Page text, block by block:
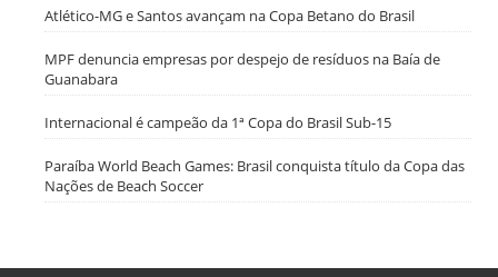
Atlético-MG e Santos avançam na Copa Betano do Brasil
MPF denuncia empresas por despejo de resíduos na Baía de
Guanabara
Internacional é campeão da 1ª Copa do Brasil Sub-15
Paraíba World Beach Games: Brasil conquista título da Copa das
Nações de Beach Soccer